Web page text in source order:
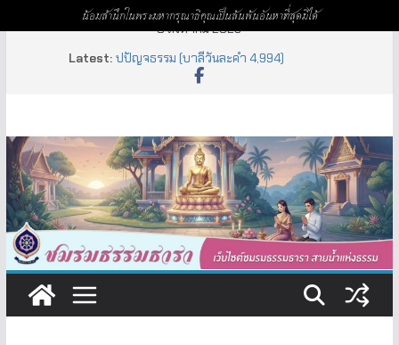
8 สิงหาคม 2026
Latest: ธิดามาร (บาลีวันละคำ 4,995)
ปปัญจธรรม (บาลีวันละคำ 4,994)
น้อมสำนึกในพระมหากรุณาธิคุณเป็นล้นพ้นอันหาที่สุดมิได้